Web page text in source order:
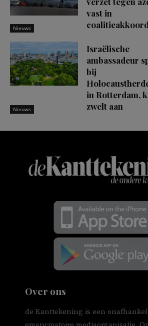
Nieuws
vast in
coalitieakkoord
Nieuws
Israëlische
ambassadeur
bij
in Rotterdam,
zwelt aan
Over ons
de Kanttekening is een